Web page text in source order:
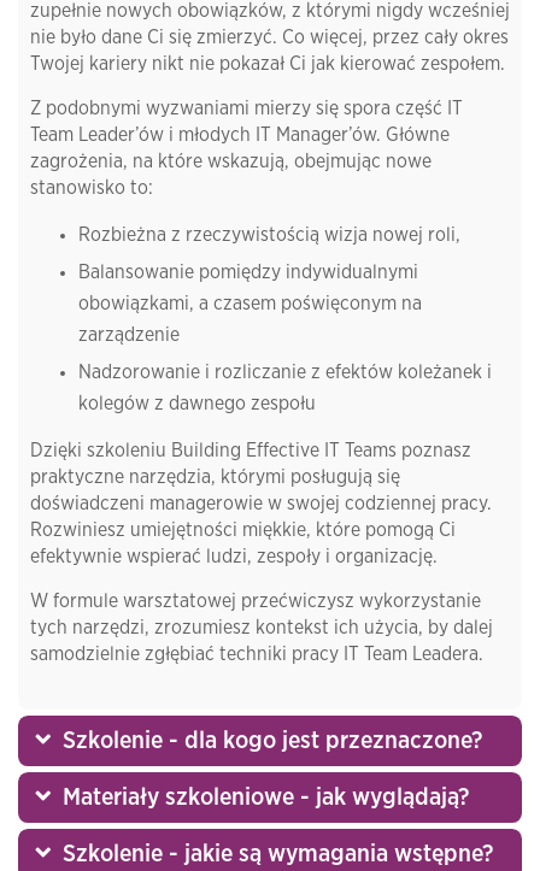
zupełnie nowych obowiązków, z którymi nigdy wcześniej
nie było dane Ci się zmierzyć. Co więcej, przez cały okres
Twojej kariery nikt nie pokazał Ci jak kierować zespołem.
Z podobnymi wyzwaniami mierzy się spora część IT
Team Leader’ów i młodych IT Manager’ów. Główne
zagrożenia, na które wskazują, obejmując nowe
stanowisko to:
Rozbieżna z rzeczywistością wizja nowej roli,
Balansowanie pomiędzy indywidualnymi
obowiązkami, a czasem poświęconym na
zarządzenie
Nadzorowanie i rozliczanie z efektów koleżanek i
kolegów z dawnego zespołu
Dzięki szkoleniu Building Effective IT Teams poznasz
praktyczne narzędzia, którymi posługują się
doświadczeni managerowie w swojej codziennej pracy.
Rozwiniesz umiejętności miękkie, które pomogą Ci
efektywnie wspierać ludzi, zespoły i organizację.
W formule warsztatowej przećwiczysz wykorzystanie
tych narzędzi, zrozumiesz kontekst ich użycia, by dalej
samodzielnie zgłębiać techniki pracy IT Team Leadera.
Szkolenie - dla kogo jest przeznaczone?
Materiały szkoleniowe - jak wyglądają?
Szkolenie - jakie są wymagania wstępne?